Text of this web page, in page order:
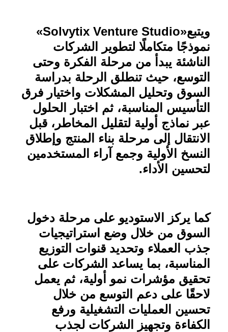
ويتبع«Solvytix Venture Studio»
نموذجًا متكاملًا لتطوير الشركات
الناشئة يبدأ من مرحلة الفكرة وحتى
التوسع، حيث تنطلق الرحلة بدراسة
السوق وتحليل المشكلات واختيار فرق
التأسيس المناسبة، ثم اختبار الحلول
عبر نماذج أولية لتقليل المخاطر، قبل
الانتقال إلى مرحلة بناء المنتج وإطلاق
النسخ الأولية وجمع آراء المستخدمين
لتحسين الأداء.
كما يركز الاستوديو على مرحلة دخول
السوق من خلال وضع استراتيجيات
جذب العملاء وتحديد قنوات التوزيع
المناسبة، بما يساعد الشركات على
تحقيق مؤشرات نمو أولية، ثم يعمل
لاحقًا على دعم التوسع من خلال
تحسين العمليات التشغيلية ورفع
الكفاءة وتجهيز الشركات لجذب